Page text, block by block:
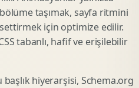
Marka Mimarisi
Deger Onerisi Tasarimi
Pazara Giris Stratejisi
taşımak, sayfa ritmini
için optimize edilir.
tabanlı, hafif ve erişilebilir
hiyerarşisi, Schema.org